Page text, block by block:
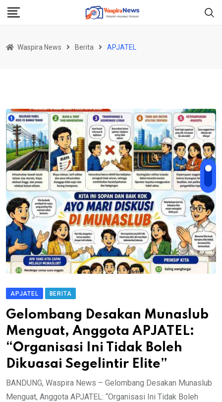
Skip
Waspira News Berita APJATEL
APJATEL BERITA
Gelombang Desakan Munaslub
Menguat, Anggota APJATEL:
“Organisasi Ini Tidak Boleh
Dikuasai Segelintir Elite”
BANDUNG, Waspira News – Gelombang Desakan Munaslub
Menguat, Anggota APJATEL: “Organisasi Ini Tidak Boleh